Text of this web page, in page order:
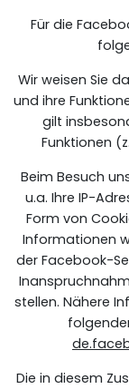
Für die
Wir weisen Sie
und ihre
gilt
Funktionen
Beim Besuch
u.a. Ihre IP-
Form von
Informationen
der Facebook-
stellen. Nähere
Die in diesem